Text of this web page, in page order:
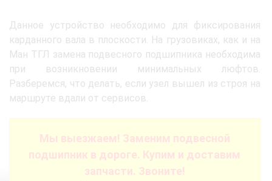
Данное устройство необходимо для фиксирования
карданного вала в плоскости. На грузовиках, как и на
Ман ТГЛ замена подвесного подшипника необходима
при возникновении минимальных люфтов.
Разберемся, что делать, если узел вышел из строя на
маршруте вдали от сервисов.
Мы выезжаем! Заменим подвесной
подшипник в дороге. Купим и доставим
запчасти. Звоните!